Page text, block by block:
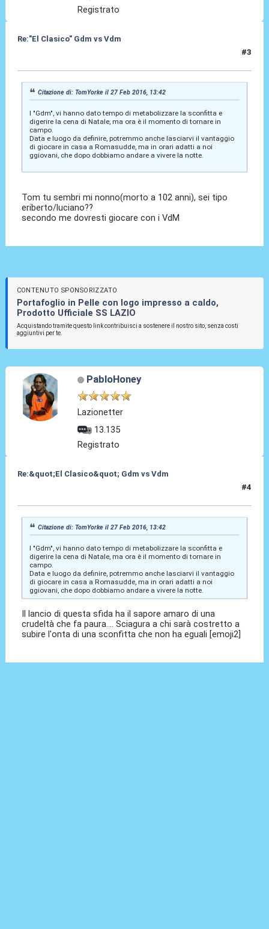
Registrato
Re:"El Clasico" Gdm vs Vdm
#3
Citazione di: TomYorke il 27 Feb 2016, 13:42
I "Gdm", vi hanno dato tempo di metabolizzare la sconfitta e
digerire la cena di Natale, ma ora è il momento di tornare in
campo.
Data e luogo da definire, potremmo anche lasciarvi il vantaggio
di giocare in casa a Romasudde, ma in orari adatti a noi
ggiovani, che dopo dobbiamo andare a vivere la notte.
Tom tu sembri mi nonno(morto a 102 anni), sei tipo
eriberto/luciano??
secondo me dovresti giocare con i VdM
CONTENUTO SPONSORIZZATO
Portafoglio in Pelle con logo impresso a caldo,
Prodotto Ufficiale SS LAZIO
Acquistando tramite questo link contribuisci a sostenere il nostro sito, senza costi
aggiuntivi per te.
PabloHoney
Lazionetter
13.135
Registrato
Re:&quot;El Clasico&quot; Gdm vs Vdm
#4
Citazione di: TomYorke il 27 Feb 2016, 13:42
I "Gdm", vi hanno dato tempo di metabolizzare la sconfitta e
digerire la cena di Natale, ma ora è il momento di tornare in
campo.
Data e luogo da definire, potremmo anche lasciarvi il vantaggio
di giocare in casa a Romasudde, ma in orari adatti a noi
ggiovani, che dopo dobbiamo andare a vivere la notte.
Il lancio di questa sfida ha il sapore amaro di una
crudeltà che fa paura.... Sciagura a chi sarà costretto a
subire l'onta di una sconfitta che non ha eguali [emoji2]